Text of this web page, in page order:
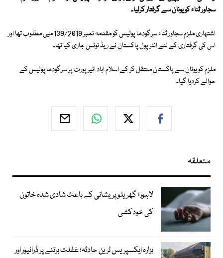
سجاور ثناء کو یونان سے گرفتار کرلیا۔
اشتہاری ملزم سجاور ثناء سرگودھا پولیس کو مقدمہ نمبر 139/2019 میں مطلوب تھا اور
اس کی گرفتاری کے لئے انٹرپول پاکستان نے ریڈ نوٹس جاری کیا تھا۔
ملزم کو یونان سے پاکستان منتقل کر کے اسلام اباد ائیرپورٹ پر سرگودھا پولیس کے
حوالے کردیا گیا۔
متعلقہ
لاہور؛ گھریلو پریشانی کے باعث شادی شدہ خاتون
کی خودکشی
ہزارہ ایکسپریس ٹرین حادثہ؛ غفلت برتنے پر ڈرائیور اور